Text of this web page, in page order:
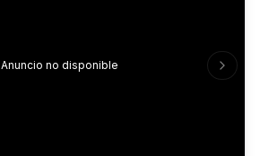
Next
Anuncio no disponible